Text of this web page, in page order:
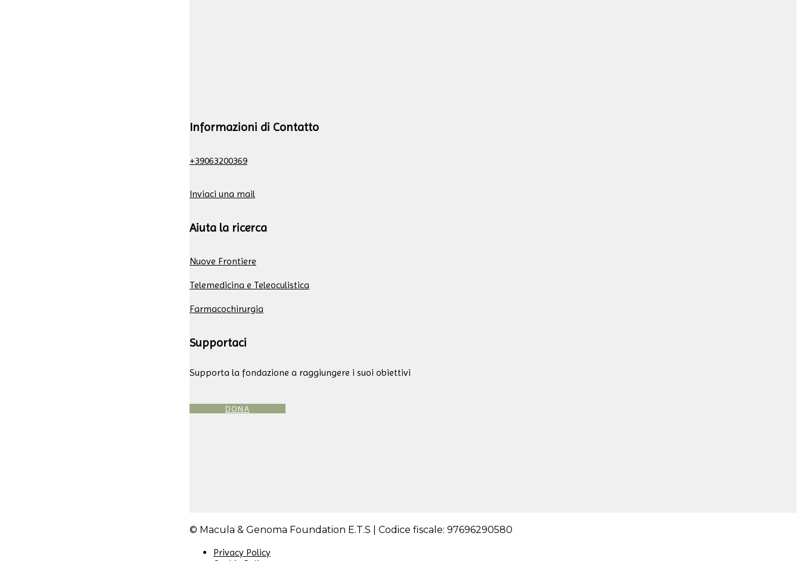
Informazioni di Contatto
+39063200369
Inviaci una mail
Aiuta la ricerca
Nuove Frontiere
Telemedicina e Teleoculistica
Farmacochirurgia
Supportaci
Supporta la fondazione a raggiungere i suoi obiettivi
DONA
© Macula & Genoma Foundation E.T.S | Codice fiscale: 97696290580
Privacy Policy